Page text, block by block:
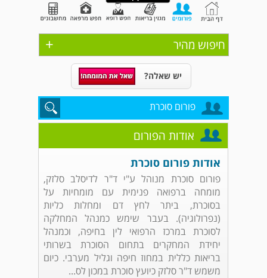
+ חיפוש מהיר
יש שאלה?
פורום סוכרת
אודות הפורום
אודות פורום סוכרת
פורום סוכרת מנוהל ע"י ד"ר לדיסלב סלזק,
מומחה ברפואה פנימית עם מומחיות על
בסוכרת, ביתר לחץ דם ומחלות כליות
(נפרולוגיה). בעבר שימש כמנהל המחלקה
לסוכרת במרכז הרפואי לין בחיפה, וכמנהל
יחידת המחקרים בתחום הסוכרת בשרותי
בריאות כללית במחוז חיפה וגליל מערבי. כיום
משמש ד"ר סלזק כיועץ סוכרת במכון לס...